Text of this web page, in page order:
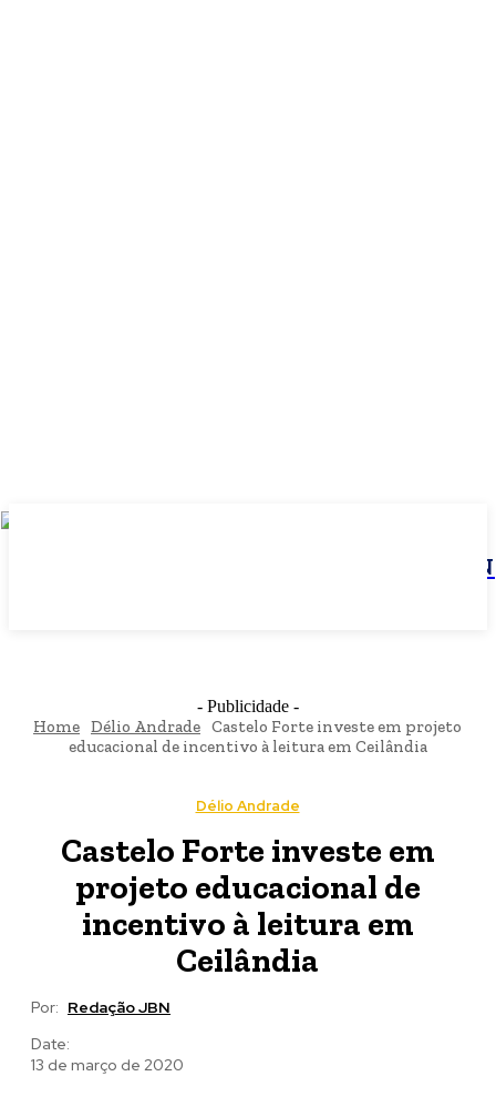
JBN
- Publicidade -
Home Délio Andrade Castelo Forte investe em projeto
educacional de incentivo à leitura em Ceilândia
Délio Andrade
Castelo Forte investe em
projeto educacional de
incentivo à leitura em
Ceilândia
Por: Redação JBN
Date:
13 de março de 2020